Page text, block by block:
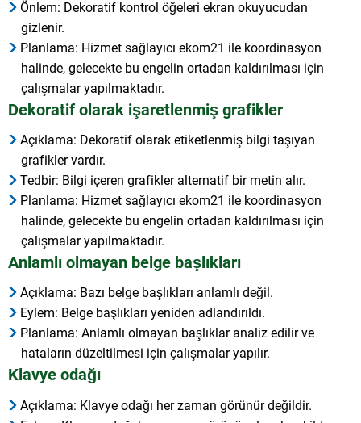
Önlem: Dekoratif kontrol öğeleri ekran okuyucudan
gizlenir.
Planlama: Hizmet sağlayıcı ekom21 ile koordinasyon
halinde, gelecekte bu engelin ortadan kaldırılması için
çalışmalar yapılmaktadır.
Dekoratif olarak işaretlenmiş grafikler
Açıklama: Dekoratif olarak etiketlenmiş bilgi taşıyan
grafikler vardır.
Tedbir: Bilgi içeren grafikler alternatif bir metin alır.
Planlama: Hizmet sağlayıcı ekom21 ile koordinasyon
halinde, gelecekte bu engelin ortadan kaldırılması için
çalışmalar yapılmaktadır.
Anlamlı olmayan belge başlıkları
Açıklama: Bazı belge başlıkları anlamlı değil.
Eylem: Belge başlıkları yeniden adlandırıldı.
Planlama: Anlamlı olmayan başlıklar analiz edilir ve
hataların düzeltilmesi için çalışmalar yapılır.
Klavye odağı
Açıklama: Klavye odağı her zaman görünür değildir.